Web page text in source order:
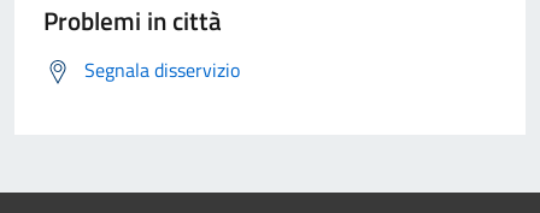
Problemi in città
Segnala disservizio